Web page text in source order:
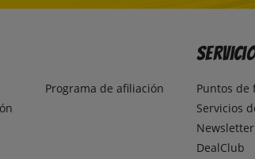
Programa de afiliación
Puntos de
Servicios
Newsletter
DealClub